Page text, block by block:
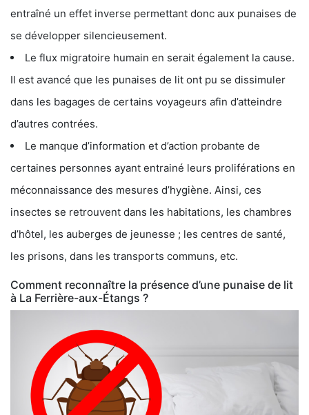
entraîné un effet inverse permettant donc aux punaises de
se développer silencieusement.
Le flux migratoire humain en serait également la cause.
Il est avancé que les punaises de lit ont pu se dissimuler
dans les bagages de certains voyageurs afin d’atteindre
d’autres contrées.
Le manque d’information et d’action probante de
certaines personnes ayant entrainé leurs proliférations en
méconnaissance des mesures d’hygiène. Ainsi, ces
insectes se retrouvent dans les habitations, les chambres
d’hôtel, les auberges de jeunesse ; les centres de santé,
les prisons, dans les transports communs, etc.
Comment reconnaître la présence d’une punaise de lit
à La Ferrière-aux-Étangs ?